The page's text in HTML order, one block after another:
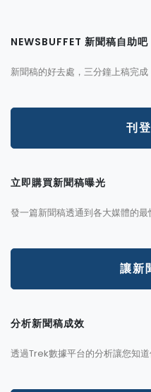
NEWSBUFFET 新聞稿自助吧
新聞稿的好去處，三分鐘上稿完
刊
立即購買新聞稿曝光
發一篇新聞稿透通到各大媒體的最
讓新
分析新聞稿成效
透過Trek數據平台的分析讓您知